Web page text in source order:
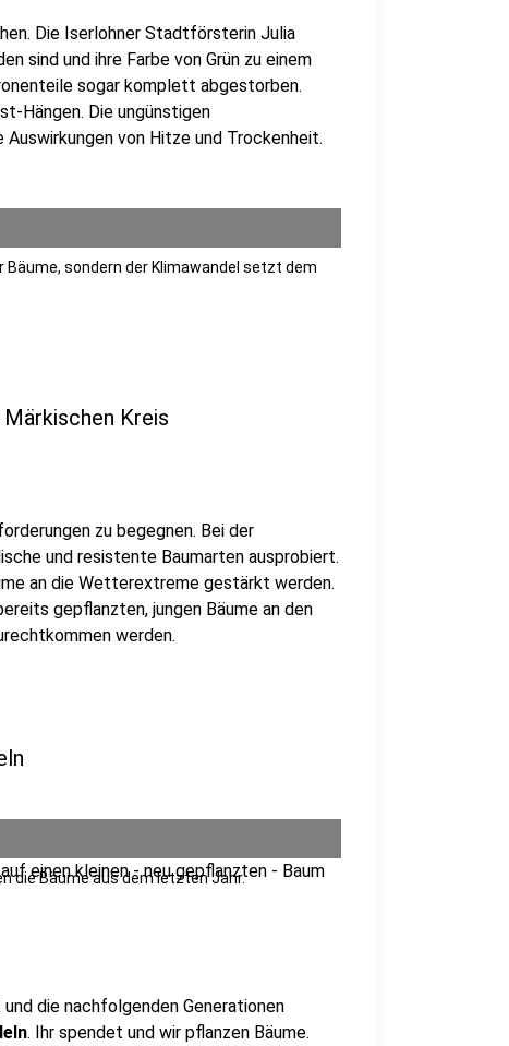
Die Iserlohner Stadtförsterin Julia
sind und ihre Farbe von Grün zu einem
sogar komplett abgestorben.
Hängen. Die ungünstigen
von Hitze und Trockenheit.
Bäume, sondern der Klimawandel setzt dem
Kreis
zu begegnen. Bei der
und resistente Baumarten ausprobiert.
an die Wetterextreme gestärkt werden.
gepflanzten, jungen Bäume an den
werden.
die Bäume aus dem letzten Jahr.
die nachfolgenden Generationen
. Ihr spendet und wir pflanzen Bäume.